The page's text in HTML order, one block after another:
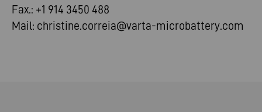
Fax.: +1 914 3450 488
Mail: christine.correia@varta-microbattery.com